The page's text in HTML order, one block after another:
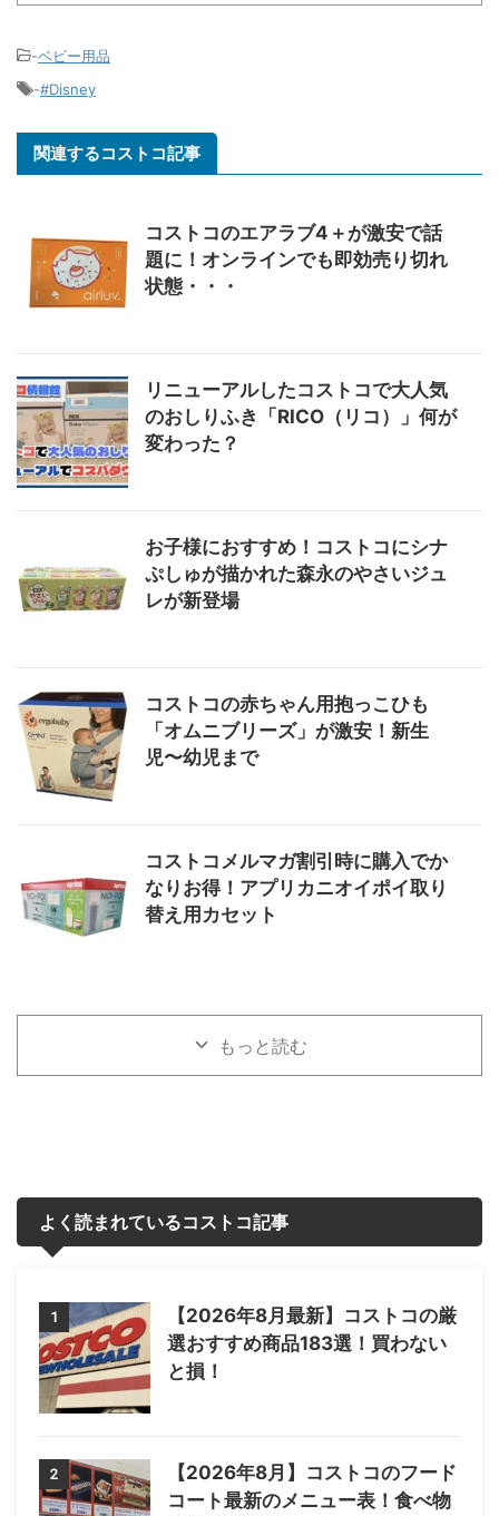
-ベビー用品
-#Disney
関連するコストコ記事
コストコのエアラブ4＋が激安で話
題に！オンラインでも即効売り切れ
状態・・・
リニューアルしたコストコで大人気
のおしりふき「RICO（リコ）」何が
変わった？
お子様におすすめ！コストコにシナ
ぷしゅが描かれた森永のやさいジュ
レが新登場
コストコの赤ちゃん用抱っこひも
「オムニブリーズ」が激安！新生
児〜幼児まで
コストコメルマガ割引時に購入でか
なりお得！アプリカニオイポイ取り
替え用カセット
もっと読む
よく読まれているコストコ記事
1
【2026年8月最新】コストコの厳
選おすすめ商品183選！買わない
と損！
2
【2026年8月】コストコのフード
コート最新のメニュー表！食べ物